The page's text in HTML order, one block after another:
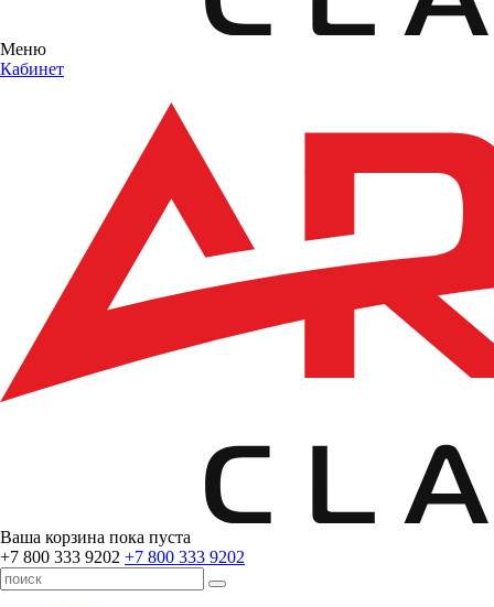
Меню
Кабинет
Ваша корзина пока пуста
+7 800 333 9202 +7 800 333 9202